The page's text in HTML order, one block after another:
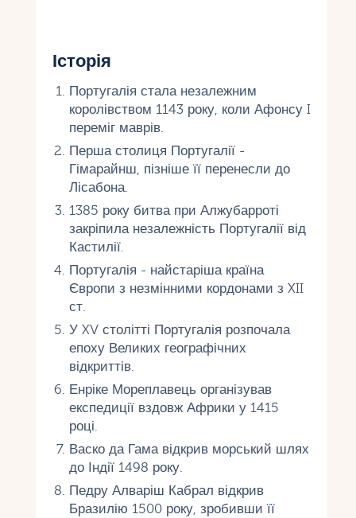
Історія
Португалія стала незалежним
королівством 1143 року, коли Афонсу I
переміг маврів.
Перша столиця Португалії -
Гімарайнш, пізніше її перенесли до
Лісабона.
1385 року битва при Алжубарроті
закріпила незалежність Португалії від
Кастилії.
Португалія - ​​найстаріша країна
Європи з незмінними кордонами з XII
ст.
У XV столітті Португалія розпочала
епоху Великих географічних
відкриттів.
Енріке Мореплавець організував
експедиції вздовж Африки у 1415
році.
Васко да Гама відкрив морський шлях
до Індії 1498 року.
Педру Алваріш Кабрал відкрив
Бразилію 1500 року, зробивши її